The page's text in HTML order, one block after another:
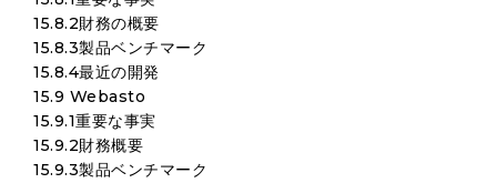
15.8.2財務の概要
15.8.3製品ベンチマーク
15.8.4最近の開発
15.9 Webasto
15.9.1重要な事実
15.9.2財務概要
15.9.3製品ベンチマーク